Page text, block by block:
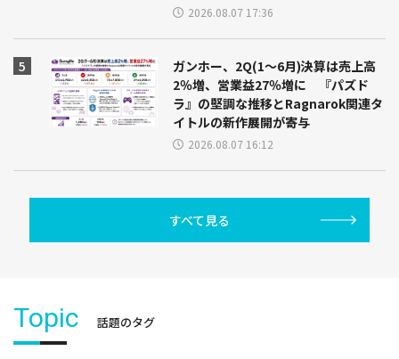
2026.08.07 17:36
ガンホー、2Q(1～6月)決算は売上高
2％増、営業益27％増に 『パズド
ラ』の堅調な推移とRagnarok関連タ
イトルの新作展開が寄与
2026.08.07 16:12
すべて見る
Topic 話題のタグ